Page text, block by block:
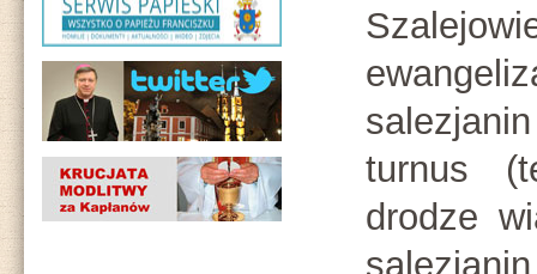
turnus
drodze